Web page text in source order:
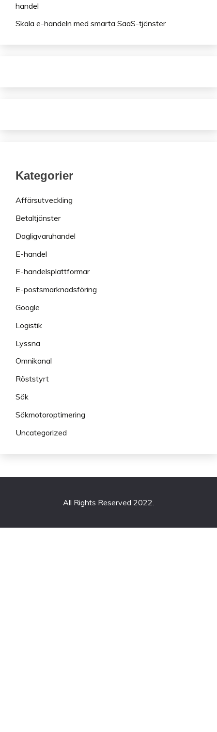
handel
Skala e-handeln med smarta SaaS-tjänster
Kategorier
Affärsutveckling
Betaltjänster
Dagligvaruhandel
E-handel
E-handelsplattformar
E-postsmarknadsföring
Google
Logistik
Lyssna
Omnikanal
Röststyrt
Sök
Sökmotoroptimering
Uncategorized
All Rights Reserved 2022.